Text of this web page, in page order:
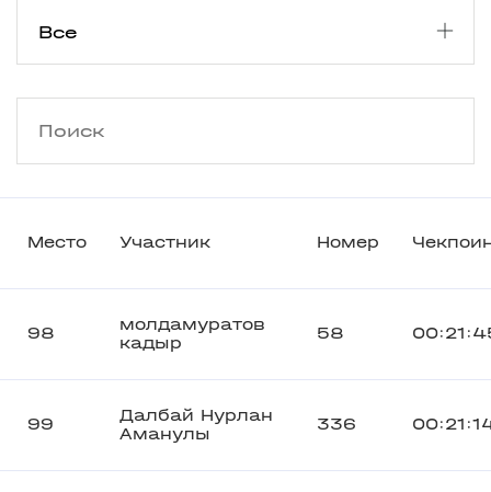
Место Участник Номер
98
молдамуратов
кадыр
58
99
Далбай Нурлан
Аманулы
336